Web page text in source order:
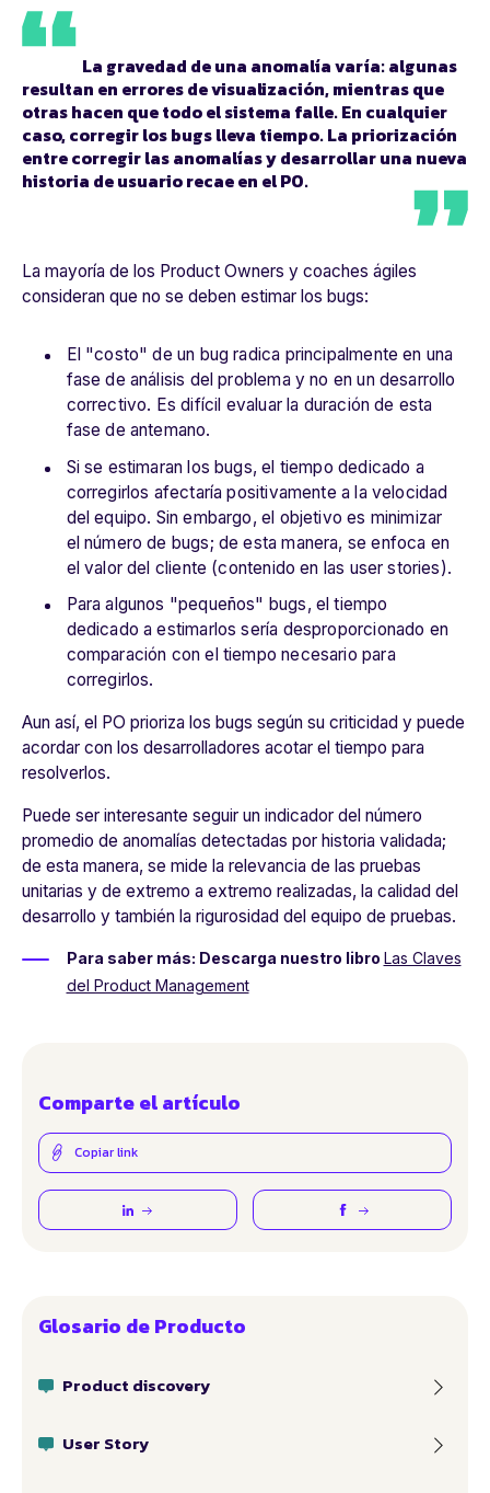
La gravedad de una anomalía varía: algunas
resultan en errores de visualización, mientras que
otras hacen que todo el sistema falle. En cualquier
caso, corregir los bugs lleva tiempo. La priorización
entre corregir las anomalías y desarrollar una nueva
historia de usuario recae en el PO.
La mayoría de los Product Owners y coaches ágiles
consideran que no se deben estimar los bugs:
El "costo" de un bug radica principalmente en una
fase de análisis del problema y no en un desarrollo
correctivo. Es difícil evaluar la duración de esta
fase de antemano.
Si se estimaran los bugs, el tiempo dedicado a
corregirlos afectaría positivamente a la velocidad
del equipo. Sin embargo, el objetivo es minimizar
el número de bugs; de esta manera, se enfoca en
el valor del cliente (contenido en las user stories).
Para algunos "pequeños" bugs, el tiempo
dedicado a estimarlos sería desproporcionado en
comparación con el tiempo necesario para
corregirlos.
Aun así, el PO prioriza los bugs según su criticidad y puede
acordar con los desarrolladores acotar el tiempo para
resolverlos.
Puede ser interesante seguir un indicador del número
promedio de anomalías detectadas por historia validada;
de esta manera, se mide la relevancia de las pruebas
unitarias y de extremo a extremo realizadas, la calidad del
desarrollo y también la rigurosidad del equipo de pruebas.
Para saber más: Descarga nuestro libro Las Claves
del Product Management
Comparte el artículo
Copiar link
Glosario de Producto
Product discovery
User Story